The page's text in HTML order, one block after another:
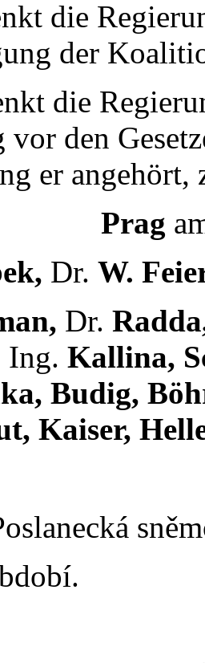
die
der
die
vor den
er angehört,
Prag
Dr. W.
Dr.
Ing. Kallina,
Budig,
Kaiser,